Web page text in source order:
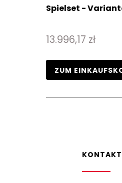
Spielset -
13.996,17 zł
ZUM
KONTAKT